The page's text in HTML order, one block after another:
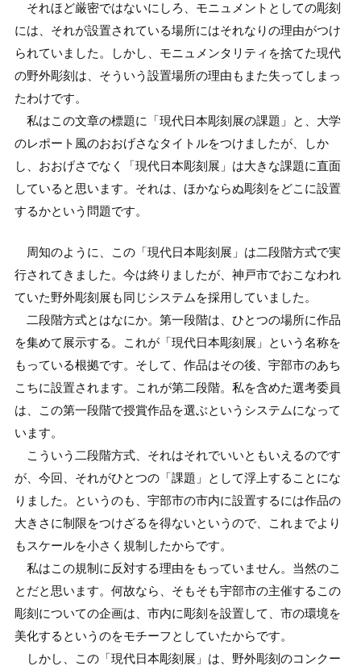
それほど厳密ではないにしろ、モニュメントとしての彫刻
には、それが設置されている場所にはそれなりの理由がつけ
られていました。しかし、モニュメンタリティを捨てた現代
の野外彫刻は、そういう設置場所の理由もまた失ってしまっ
たわけです。
私はこの文章の標題に「現代日本彫刻展の課題」と、大学
のレポート風のおおげさなタイトルをつけましたが、しか
し、おおげさでなく「現代日本彫刻展」は大きな課題に直面
していると思います。それは、ほかならぬ彫刻をどこに設置
するかという問題です。
周知のように、この「現代日本彫刻展」は二段階方式で実
行されてきました。今は終りましたが、神戸市でおこなわれ
ていた野外彫刻展も同じシステムを採用していました。
二段階方式とはなにか。第一段階は、ひとつの場所に作品
を集めて展示する。これが「現代日本彫刻展」という名称を
もっている根拠です。そして、作品はその後、宇部市のあち
こちに設置されます。これが第二段階。私を含めた選考委員
は、この第一段階で授賞作品を選ぶというシステムになって
います。
こういう二段階方式、それはそれでいいともいえるのです
が、今回、それがひとつの「課題」として浮上することにな
りました。というのも、宇部市の市内に設置するには作品の
大きさに制限をつけざるを得ないというので、これまでより
もスケールを小さく規制したからです。
私はこの規制に反対する理由をもっていません。当然のこ
とだと思います。何故なら、そもそも宇部市の主催するこの
彫刻についての企画は、市内に彫刻を設置して、市の環境を
美化するというのをモチーフとしていたからです。
しかし、この「現代日本彫刻展」は、野外彫刻のコンクー